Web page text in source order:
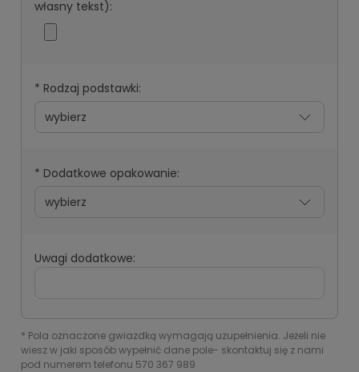
własny tekst):
* Rodzaj podstawki:
* Dodatkowe opakowanie:
Uwagi dodatkowe:
* Pola oznaczone gwiazdką wymagają uzupełnienia. Jeżeli nie
wiesz w jaki sposób wypełnić dane pole- skontaktuj się z nami
pod numerem telefonu 570 367 989